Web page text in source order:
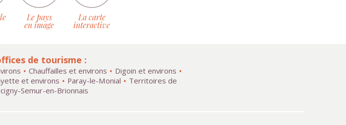
Le pays
en image
La carte
interactive
de tourisme :
Chauffailles et environs
Digoin et environs
et environs Paray-le-Monial
Territoires de
Semur-en-Brionnais